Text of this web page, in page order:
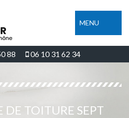
MENU
88 06 10 31 62 34
DE TOITURE SEPT